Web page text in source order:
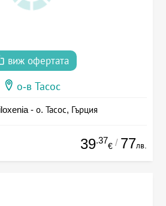
виж офертата
о-в Тасос
- о. Тасос, Гърция
39.37
€ / 77лв.